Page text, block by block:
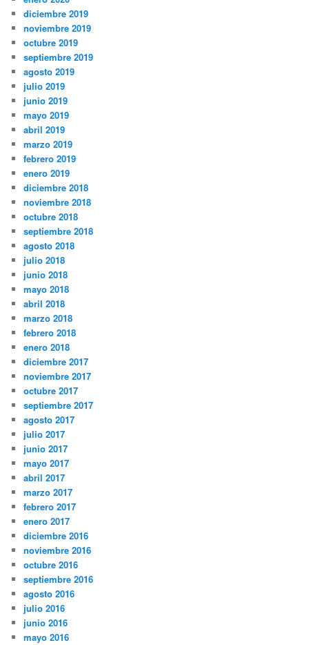
diciembre 2019
noviembre 2019
octubre 2019
septiembre 2019
agosto 2019
julio 2019
junio 2019
mayo 2019
abril 2019
marzo 2019
febrero 2019
enero 2019
diciembre 2018
noviembre 2018
octubre 2018
septiembre 2018
agosto 2018
julio 2018
junio 2018
mayo 2018
abril 2018
marzo 2018
febrero 2018
enero 2018
diciembre 2017
noviembre 2017
octubre 2017
septiembre 2017
agosto 2017
julio 2017
junio 2017
mayo 2017
abril 2017
marzo 2017
febrero 2017
enero 2017
diciembre 2016
noviembre 2016
octubre 2016
septiembre 2016
agosto 2016
julio 2016
junio 2016
mayo 2016